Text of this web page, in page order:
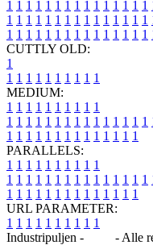
1 1 1 1 1 1 1 1 1 1 1 1 1 1 1
1 1 1 1 1 1 1 1 1 1 1 1 1 1 1
1 1 1 1 1 1 1 1 1 1 1 1 1 1 1
CUTTLY OLD:
1
1 1 1 1 1 1 1 1 1 1
MEDIUM:
1 1 1 1 1 1 1 1 1 1
1 1 1 1 1 1 1 1 1 1 1 1 1 1 1
1 1 1 1 1 1 1 1 1 1 1 1 1 1
PARALLELS:
1 1 1 1 1 1 1 1 1 1
1 1 1 1 1 1 1 1 1 1 1 1 1 1 1
1 1 1 1 1 1 1 1 1 1 1 1 1 1
URL PARAMETER:
1 1 1 1 1 1 1 1 1 1
Industripuljen -
- Alle